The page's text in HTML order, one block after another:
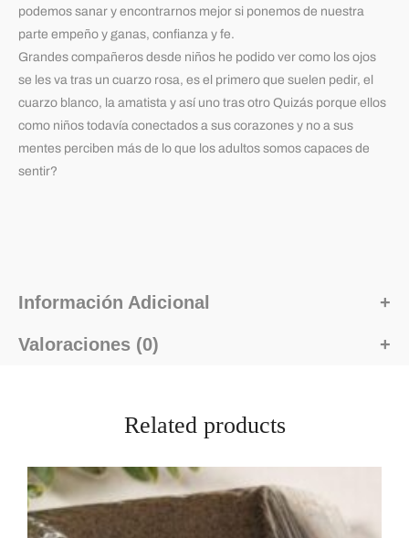
podemos sanar y encontrarnos mejor si ponemos de nuestra
parte empeño y ganas, confianza y fe.
Grandes compañeros desde niños he podido ver como los ojos
se les va tras un cuarzo rosa, es el primero que suelen pedir, el
cuarzo blanco, la amatista y así uno tras otro Quizás porque ellos
como niños todavía conectados a sus corazones y no a sus
mentes perciben más de lo que los adultos somos capaces de
sentir?
Información Adicional
Valoraciones (0)
Related products